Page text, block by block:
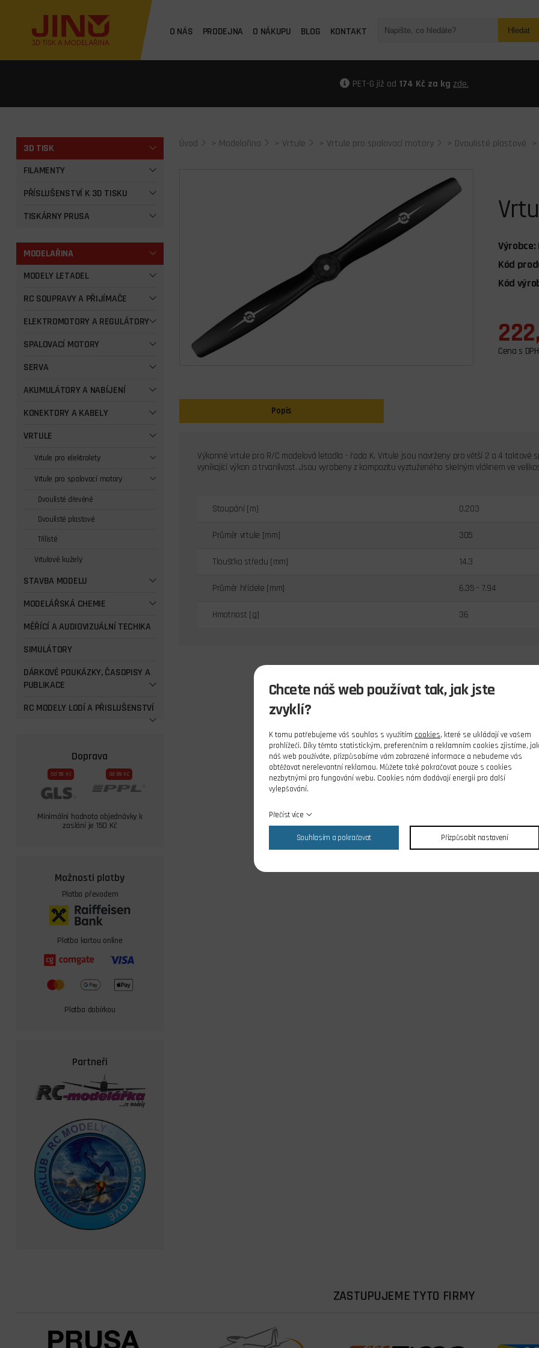
O NÁS PRODEJNA O NÁKUPU BLOG KONTAKT Hledat
PET-G již od 174 Kč za kg zde.
3D TISK
FILAMENTY
PŘÍSLUŠENSTVÍ K 3D TISKU
TISKÁRNY PRUSA
MODELAŘINA
MODELY LETADEL
RC SOUPRAVY A PŘIJÍMAČE
ELEKTROMOTORY A REGULÁTORY
SPALOVACÍ MOTORY
SERVA
AKUMULÁTORY A NABÍJENÍ
KONEKTORY A KABELY
VRTULE
Vrtule pro elektrolety
Vrtule pro spalovací motory
Dvoulisté dřevěné
Dvoulisté plastové
Třílisté
Vrtulové kužely
STAVBA MODELU
MODELÁŘSKÁ CHEMIE
MĚŘÍCÍ A AUDIOVIZUÁLNÍ TECHIKA
SIMULÁTORY
DÁRKOVÉ POUKÁZKY, ČASOPISY A
PUBLIKACE
RC MODELY LODÍ A PŘISLUŠENSTVÍ
Doprava
Od 59 Kč Od 69 Kč
Minimální hodnota objednávky k
zaslání je 150 Kč
Možnosti platby
Platba převodem
Platba kartou online
Platba dobírkou
Partneři
Úvod > Modelařina > Vrtule > Vrtule pro spalovací motory > Dvoulisté plastové
Výrobce:
Kód
Kód
Cena s DPH
Popis
Výkonné vrtule pro R/C modelová letadla - řada K. Vrtule jsou navrženy pro větší 2 a 4 taktové
vynikající výkon a trvanlivost. Jsou vyrobeny z kompozitu vyztuženého skelným vláknem ve
Stoupání [m] 0.203
Průměr vrtule [mm] 305
Tloušťka středu [mm] 14.3
Průměr hřídele [mm] 6.35 - 7.94
Hmotnost [g] 36
ZASTUPUJEME TYTO FIRMY
Chcete náš web používat tak, jak jste
zvyklí?
K tomu potřebujeme váš souhlas s využitím cookies, které se ukládají ve vašem
prohlížeči. Díky těmto statistickým, preferenčním a reklamním cookies zjistíme, jak
náš web používáte, přizpůsobíme vám zobrazené informace a nebudeme vás
obtěžovat nerelevantní reklamou. Můžete také pokračovat pouze s cookies
nezbytnými pro fungování webu. Cookies nám dodávají energii pro další
vylepšování.
Přečíst více
Souhlasím a pokračovat Přizpůsobit nastavení